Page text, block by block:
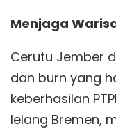
Menjaga
Cerutu Jember
dan burn yang
keberhasilan
lelang Bremen,